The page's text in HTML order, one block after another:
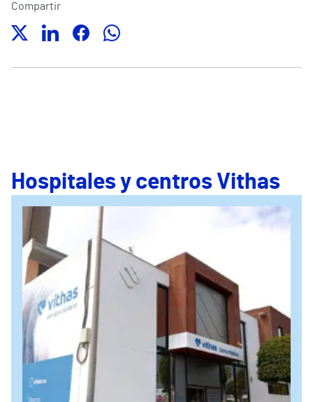
Compartir
Hospitales y centros Vithas